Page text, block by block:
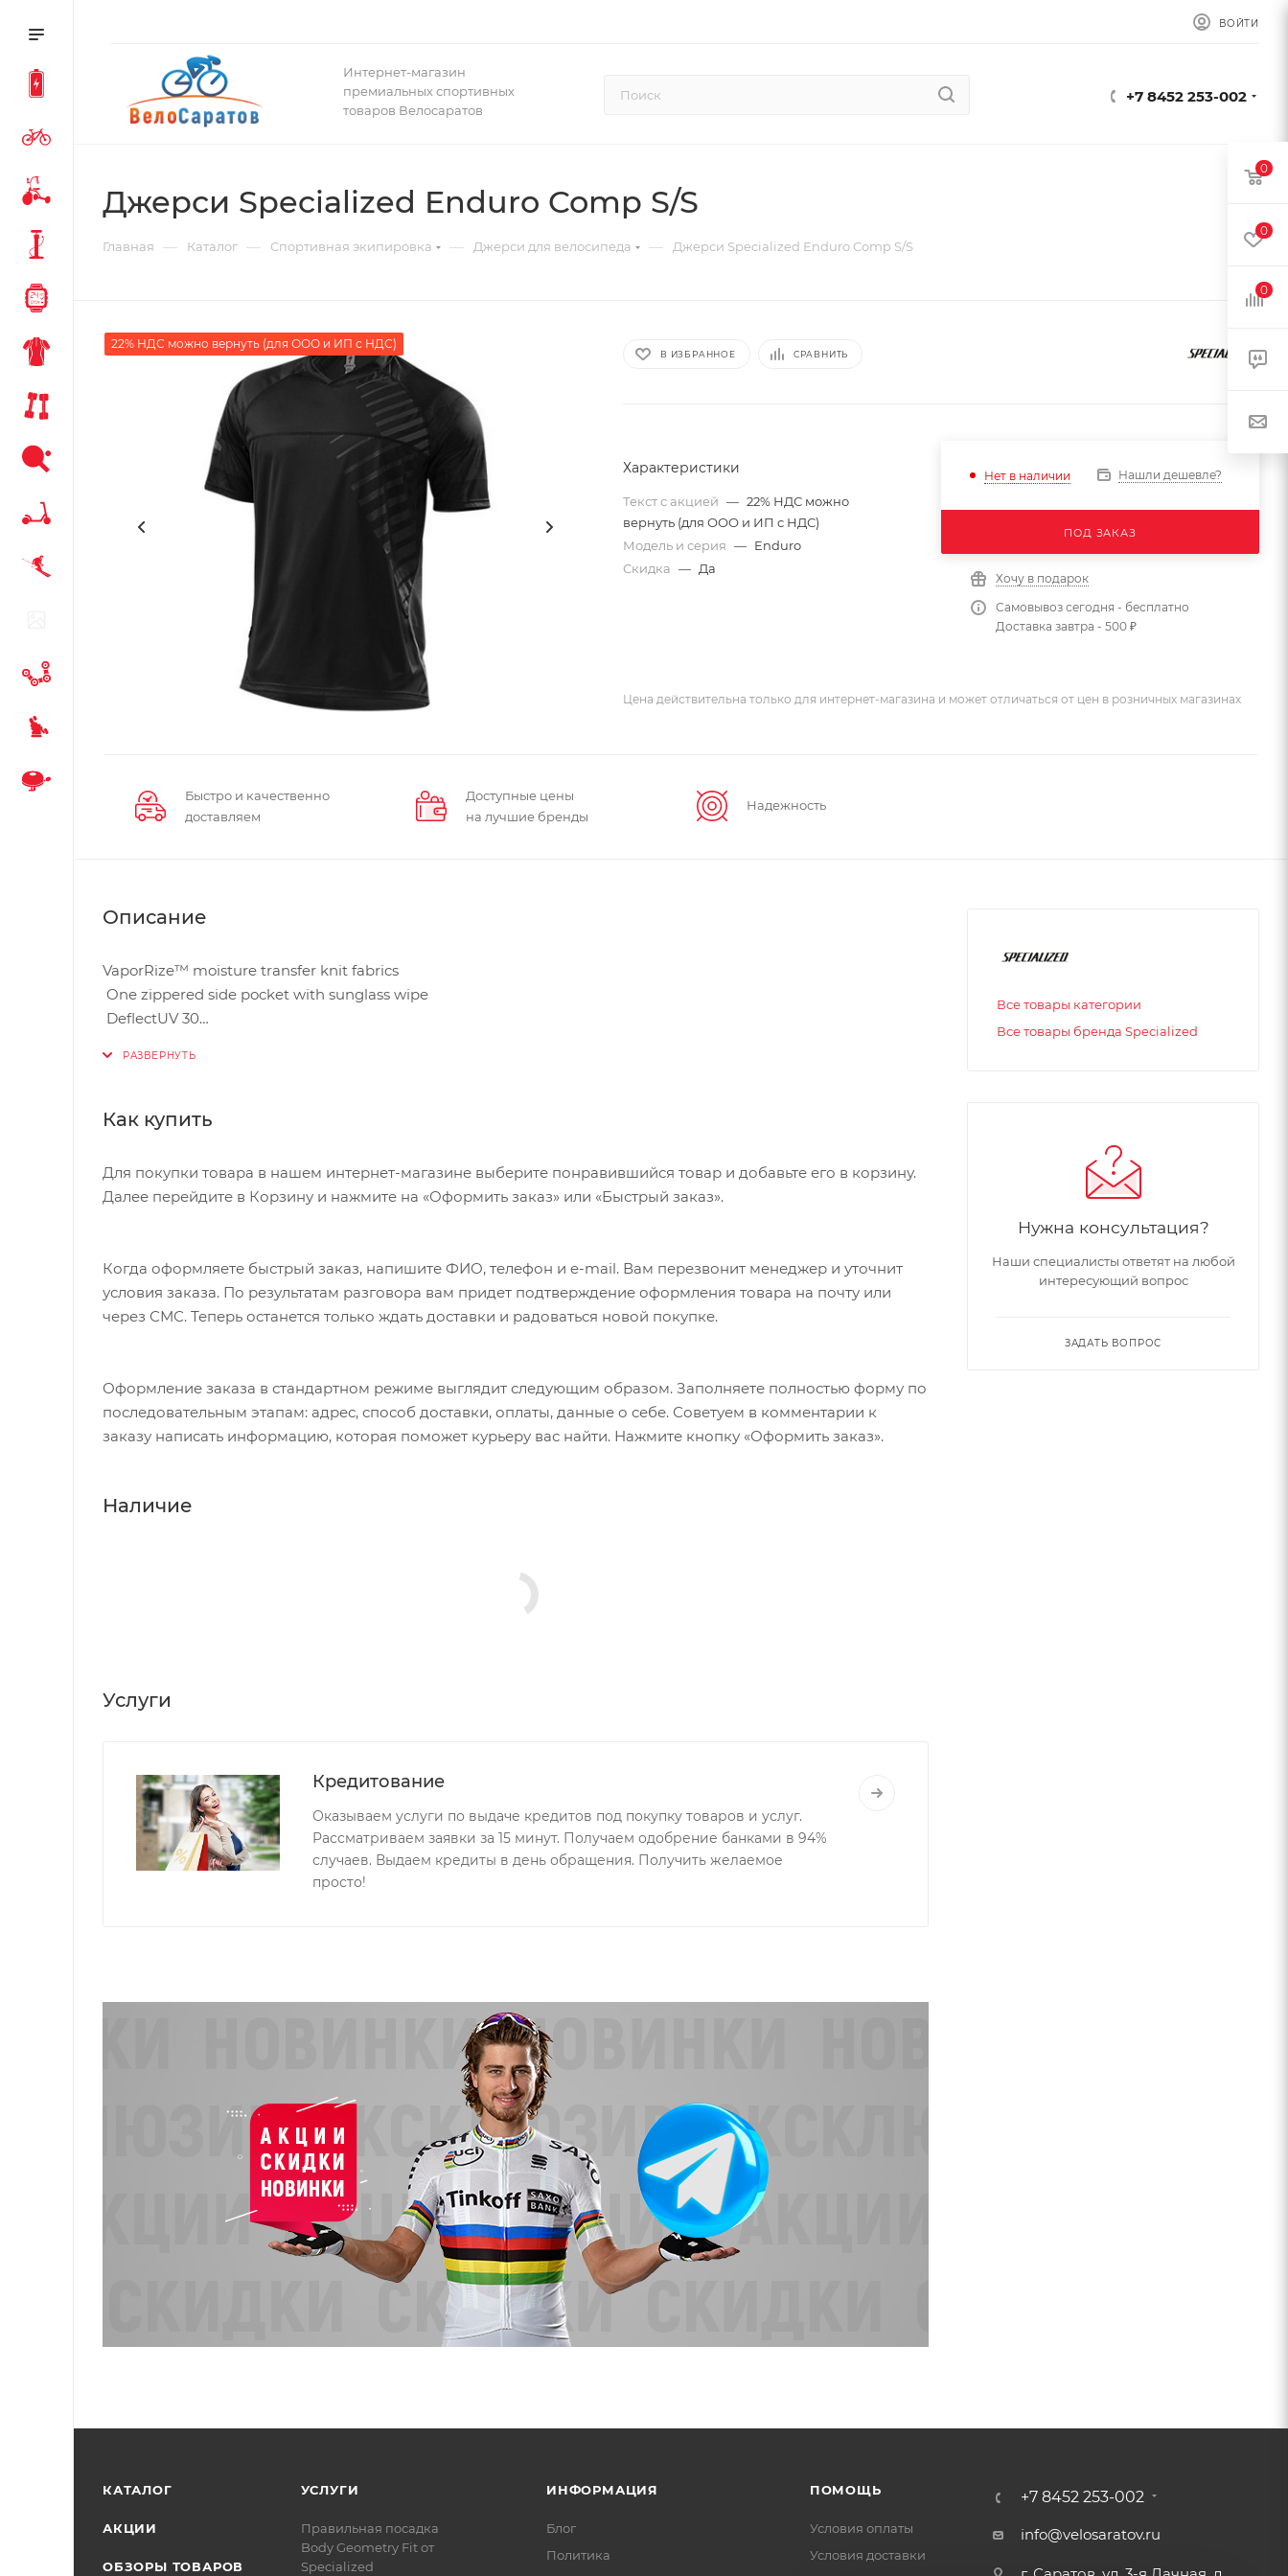
ВОЙТИ
Интернет-магазин
премиальных спортивных
товаров Велосаратов
+7 8452 253-002
Джерси Specialized Enduro Comp S/S
Главная — Каталог — Спортивная экипировка — Джерси для велосипеда — Джерси Specialized Enduro Comp S/S
22% НДС можно вернуть (для ООО и ИП с НДС)
В ИЗБРАННОЕ СРАВНИТЬ
Характеристики
Текст с акцией — 22% НДС можно
вернуть (для ООО и ИП с НДС)
Модель и серия — Enduro
Скидка — Да
Нет в наличии Нашли дешевле?
ПОД ЗАКАЗ
Хочу в подарок
Самовывоз сегодня - бесплатно
Доставка завтра - 500 ₽
Цена действительна только для интернет-магазина и может отличаться от цен в розничных магазинах
Быстро и качественно
доставляем
Доступные цены
на лучшие бренды
Надежность
Описание
VaporRize™ moisture transfer knit fabrics
One zippered side pocket with sunglass wipe
DeflectUV 30
Как купить
Для покупки товара в нашем интернет-магазине выберите понравившийся товар и добавьте его в корзину.
Далее перейдите в Корзину и нажмите на «Оформить заказ» или «Быстрый заказ».
Когда оформляете быстрый заказ, напишите ФИО, телефон и e-mail. Вам перезвонит менеджер и уточнит
условия заказа. По результатам разговора вам придет подтверждение оформления товара на почту или
через СМС. Теперь останется только ждать доставки и радоваться новой покупке.
Оформление заказа в стандартном режиме выглядит следующим образом. Заполняете полностью форму по
последовательным этапам: адрес, способ доставки, оплаты, данные о себе. Советуем в комментарии к
заказу написать информацию, которая поможет курьеру вас найти. Нажмите кнопку «Оформить заказ».
Наличие
Услуги
Кредитование
Оказываем услуги по выдаче кредитов под покупку товаров и услуг.
Рассматриваем заявки за 15 минут. Получаем одобрение банками в 94%
случаев. Выдаем кредиты в день обращения. Получить желаемое
просто!
Все товары категории
Все товары бренда Specialized
Нужна консультация?
Наши специалисты ответят на любой
интересующий вопрос
ЗАДАТЬ ВОПРОС
КАТАЛОГ
АКЦИИ
ОБЗОРЫ ТОВАРОВ
УСЛУГИ
Правильная посадка
Body Geometry Fit от
Specialized
ИНФОРМАЦИЯ
Блог
Политика
ПОМОЩЬ
Условия оплаты
Условия доставки
+7 8452 253-002
info@velosaratov.ru
0
0
0